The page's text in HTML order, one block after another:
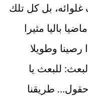
غلوائه، بل كل تلك
باليا مثيرا
رصينا وطويلا
للبعث يا
حقول… طريقنا